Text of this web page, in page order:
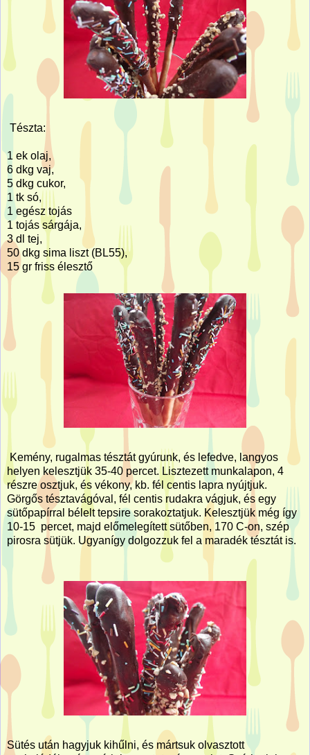
Tészta:
1 ek olaj,
6 dkg vaj,
5 dkg cukor,
1 tk só,
1 egész tojás
1 tojás sárgája,
3 dl tej,
50 dkg sima liszt (BL55),
15 gr friss élesztő
Kemény, rugalmas tésztát gyúrunk, és lefedve, langyos
helyen kelesztjük 35-40 percet. Lisztezett munkalapon, 4
részre osztjuk, és vékony, kb. fél centis lapra nyújtjuk.
Görgős tésztavágóval, fél centis rudakra vágjuk, és egy
sütőpapírral bélelt tepsire sorakoztatjuk. Kelesztjük még így
10-15 percet, majd előmelegített sütőben, 170 C-on, szép
pirosra sütjük. Ugyanígy dolgozzuk fel a maradék tésztát is.
Sütés után hagyjuk kihűlni, és mártsuk olvasztott